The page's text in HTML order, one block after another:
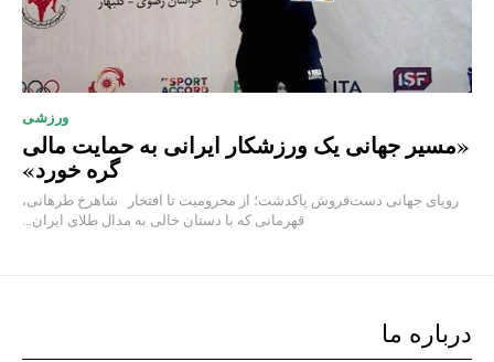
ورزشی
«مسیر جهانی یک ورزشکار ایرانی به حمایت مالی
گره خورد»
رویای جهانی دست‌فروش پاکدشت؛ از محرومیت تا افتخار شاهرخ طرهانی،
قهرمانی که با دستان خالی به مدال طلای ایران...
درباره ما